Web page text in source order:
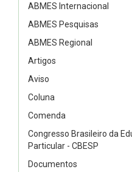
ABMES Internacional
ABMES Pesquisas
ABMES Regional
Artigos
Aviso
Coluna
Comenda
Congresso Brasileiro da
Particular - CBESP
Documentos